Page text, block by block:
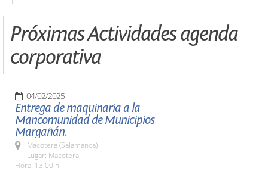
Próximas Actividades agenda
corporativa
04/02/2025
Entrega de maquinaria a la
Mancomunidad de Municipios
Margañán.
Macotera (Salamanca)
Lugar: Macotera
Hora: 13:00 h.